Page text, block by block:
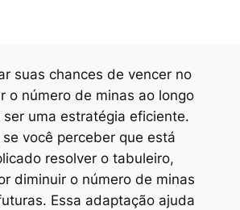
suas chances de vencer no
o número de minas ao longo
uma estratégia eficiente.
você perceber que está
resolver o tabuleiro,
diminuir o número de minas
Essa adaptação ajuda